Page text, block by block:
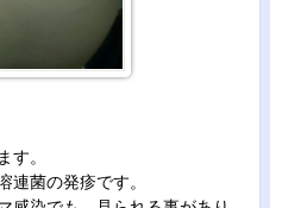
す。
連菌の発疹です。